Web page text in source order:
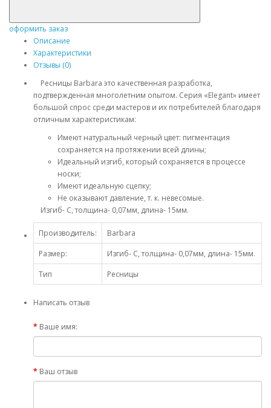
оформить заказ
Описание
Характеристики
Отзывы (0)
Ресницы Barbara это качественная разработка,
подтвержденная многолетним опытом. Серия «Elegant» имеет
большой спрос среди мастеров и их потребителей благодаря
отличным характеристикам:
Имеют натуральный черный цвет: пигментация
сохраняется на протяжении всей длины;
Идеальный изгиб, который сохраняется в процессе
носки;
Имеют идеальную сцепку;
Не оказывают давление, т. к. невесомые.
Изгиб- C, толщина- 0,07мм, длина- 15мм.
Производитель:
Barbara
Размер:
Изгиб- C, толщина- 0,07мм, длина- 15мм.
Тип
Ресницы
Написать отзыв
Ваше имя:
Ваш отзыв